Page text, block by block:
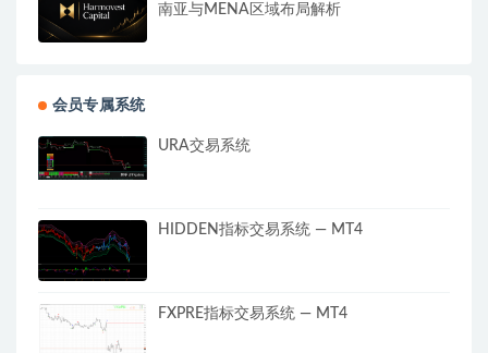
南亚与MENA区域布局解析
会员专属系统
URA交易系统
HIDDEN指标交易系统 — MT4
FXPRE指标交易系统 — MT4